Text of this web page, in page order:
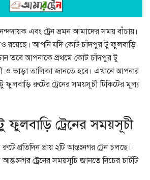
এবং ট্রেন ভ্রমন আমাদের সময় বাঁচায়।
রয়েছে। আপনি যদি কোট চাঁদপুর টু ফুলবাড়ি
তবে আপনাকে প্রথমে কোট চাঁদপুর টু
ও ভাড়া তালিকা জানতে হবে। এখানে আপনার
রুটের ট্রেনের সময়সূচী টিকিটের মূল্য
ট্রেনের সময়সূচী
প্রতিদিন প্রায় ২টি আন্তঃনগর ট্রেন চলছে।
ট্রেনের সময়সূচি জানতে নিচের চার্টটি